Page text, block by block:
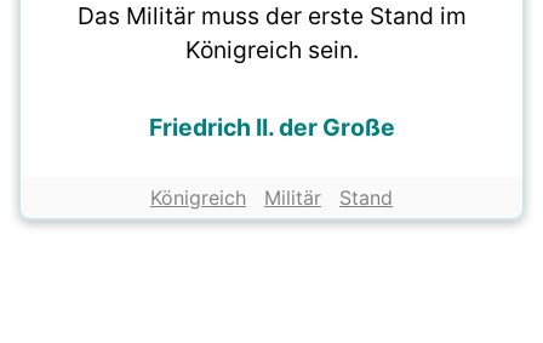
Das Militär muss der erste Stand im
Königreich sein.
Friedrich II. der Große
Königreich Militär Stand